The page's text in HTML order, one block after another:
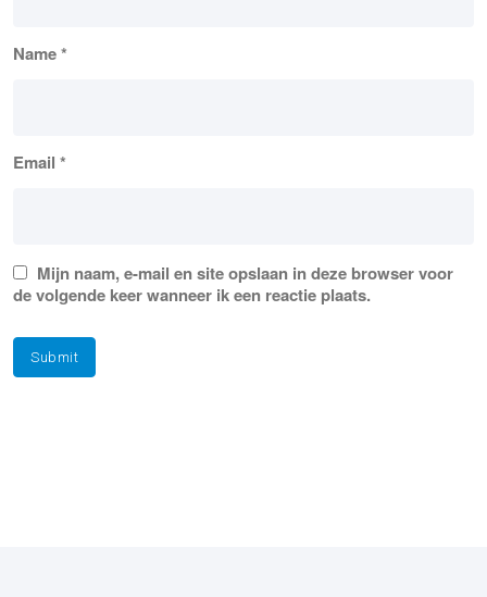
Name*
Email *
Mijn naam, e-mail en site opslaan in deze browser voor
de volgende keer wanneer ik een reactie plaats.